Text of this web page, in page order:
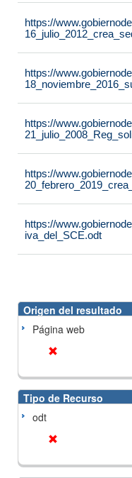
https://
https://
https://
https://
https://
iva_del_SCE.odt
Origen del resultado
Página web
Tipo de Recurso
odt